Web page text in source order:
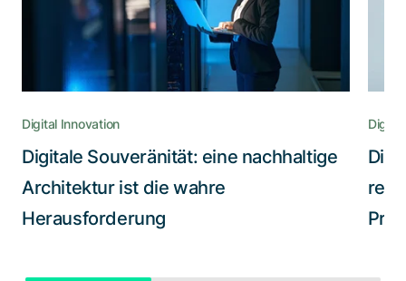
Digital Innovation
Digitale Souveränität: eine nachhaltige
Architektur ist die wahre
Herausforderung